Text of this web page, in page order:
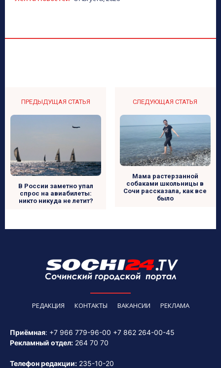
ПРЕДЫДУЩАЯ СТАТЬЯ
В России заметно упал
спрос на авиабилеты:
никто никуда не летит?
СЛЕДУЮЩАЯ СТАТЬЯ
Мама растерзанной
собаками школьницы в
Сочи рассказала, как все
было
РЕДАКЦИЯ КОНТАКТЫ ВАКАНСИИ РЕКЛАМА
Приёмная: +7 966 779-96-00 +7 862 264-00-45
Рекламный отдел: 264 70 70
Телефон редакции: 235-10-20